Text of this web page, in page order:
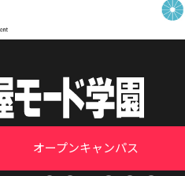
オープンキャンパス